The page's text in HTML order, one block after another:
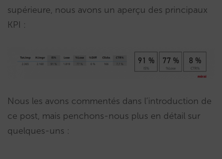
supérieure, nous avons un aperçu des principaux
KPI :
Nous les avons commentés dans l’introduction de
ce post, mais penchons-nous plus en détail sur
quelques-uns :